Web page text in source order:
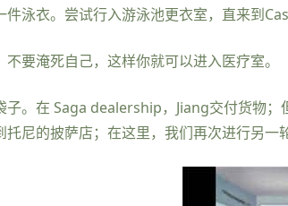
泳衣。尝试行入游泳池更衣室，直来到
要淹死自己，这样你就可以进入医疗室。
子。在 Saga dealership，Jiang交付货物
尼的披萨店；在这里，我们再次进行另一